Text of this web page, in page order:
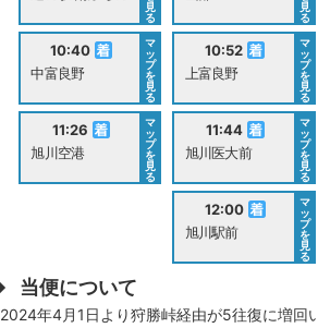
見
る
見
る
10:40
中富良野
マ
ッ
プ
を
見
る
10:52
上富良野
マ
ッ
プ
を
見
る
11:26
旭川空港
マ
ッ
プ
を
見
る
11:44
旭川医大前
マ
ッ
プ
を
見
る
12:00
旭川駅前
マ
ッ
プ
を
見
る
当便について
2024年4月1日より狩勝峠経由が5往復に増回